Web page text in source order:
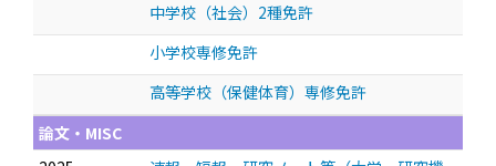
中学校（社会）2種免許
小学校専修免許
高等学校（保健体育）専修免許
論文・MISC